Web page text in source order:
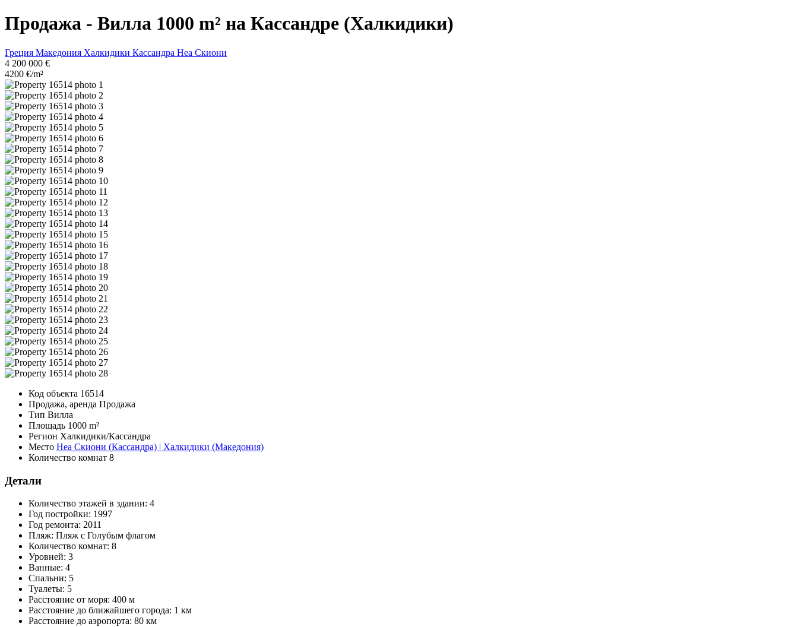
Продажа - Вилла 1000 m² на Кассандре (Халкидики)
Греция Македония Халкидики Кассандра Неа Скиони
4 200 000 €
4200 €/m²
Код объекта 16514
Продажа, аренда Продажа
Тип Вилла
Площадь 1000 m²
Регион Халкидики/Кассандра
Место Неа Скиони (Кассандра) | Халкидики (Македония)
Количество комнат 8
Детали
Количество этажей в здании: 4
Год постройки: 1997
Год ремонта: 2011
Пляж: Пляж с Голубым флагом
Количество комнат: 8
Уровней: 3
Ванные: 4
Спальни: 5
Туалеты: 5
Расстояние от моря: 400 м
Расстояние до ближайшего города: 1 км
Расстояние до аэропорта: 80 км